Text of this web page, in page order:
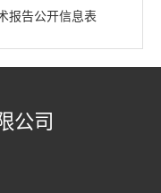
报告公开信息表
公司